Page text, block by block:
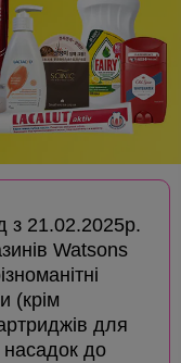
з 21.02.2025р.
Watsons
(крім
для
насадок до